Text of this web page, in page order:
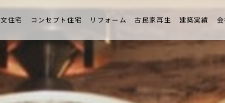
住宅
れ コンセプト住宅 リフォーム 古民家再生 建築実績